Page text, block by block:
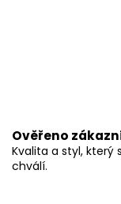
Ověřeno
Kvalita a styl, který
chválí.